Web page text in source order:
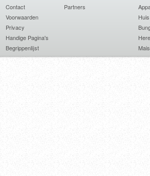
Contact
Voorwaarden
Privacy
Handige Pagina's
Begrippenlijst
Partners